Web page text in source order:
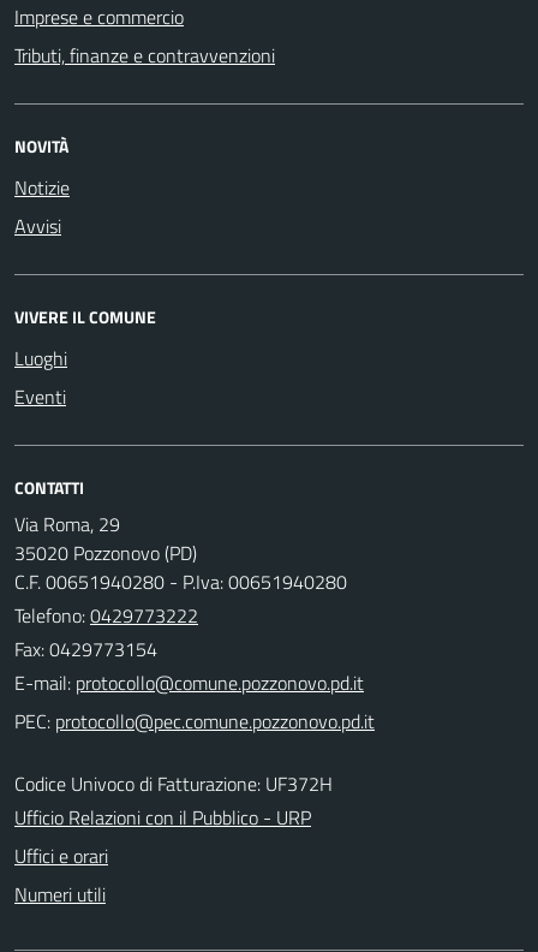
Imprese e commercio
Tributi, finanze e contravvenzioni
NOVITÀ
Notizie
Avvisi
VIVERE IL COMUNE
Luoghi
Eventi
CONTATTI
Via Roma, 29
35020 Pozzonovo (PD)
C.F. 00651940280 - P.Iva: 00651940280
Telefono:0429773222
Fax: 0429773154
E-mail:
PEC:
Codice Univoco di Fatturazione: UF372H
Ufficio Relazioni con il Pubblico - URP
Uffici e orari
Numeri utili